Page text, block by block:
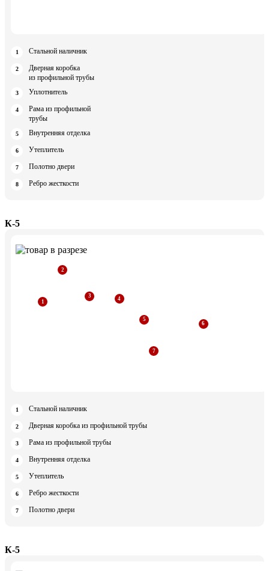
Стальной наличник
Дверная коробка
из профильной трубы
Уплотнитель
Рама из профильной
трубы
Внутренняя отделка
Утеплитель
Полотно двери
Ребро жесткости
К-5
Стальной наличник
Дверная коробка из профильной трубы
Рама из профильной трубы
Внутренняя отделка
Утеплитель
Ребро жесткости
Полотно двери
К-5